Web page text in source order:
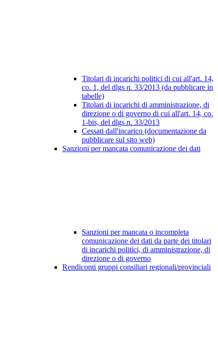
Titolari di incarichi politici di cui all'art. 14,
co. 1, del dlgs n. 33/2013 (da pubblicare in
tabelle)
Titolari di incarichi di amministrazione, di
direzione o di governo di cui all'art. 14, co.
1-bis, del dlgs n. 33/2013
Cessati dall'incarico (documentazione da
pubblicare sul sito web)
Sanzioni per mancata comunicazione dei dati
Sanzioni per mancata o incompleta
comunicazione dei dati da parte dei titolari
di incarichi politici, di amministrazione, di
direzione o di governo
Rendiconti gruppi consiliari regionali/provinciali